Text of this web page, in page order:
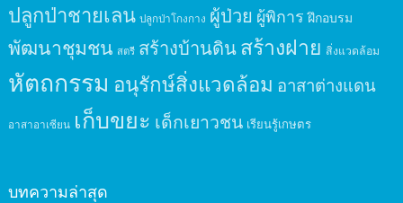
ปลูกป่าชายเลน ปลูกป่าโกงกาง ผู้ป่วย ผู้พิการ ฝึกอบรม
พัฒนาชุมชน สตรี สร้างบ้านดินสร้างฝาย สิ่งแวดล้อม
หัตถกรรม อนุรักษ์สิ่งแวดล้อม อาสาต่างแดน
อาสาอาเซียน เก็บขยะ เด็กเยาวชน เรียนรู้เกษตร
บทความล่าสุด